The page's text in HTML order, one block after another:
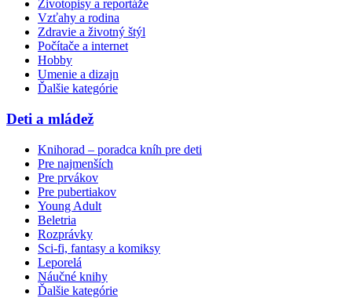
Životopisy a reportáže
Vzťahy a rodina
Zdravie a životný štýl
Počítače a internet
Hobby
Umenie a dizajn
Ďalšie kategórie
Deti a mládež
Knihorad – poradca kníh pre deti
Pre najmenších
Pre prvákov
Pre pubertiakov
Young Adult
Beletria
Rozprávky
Sci-fi, fantasy a komiksy
Leporelá
Náučné knihy
Ďalšie kategórie